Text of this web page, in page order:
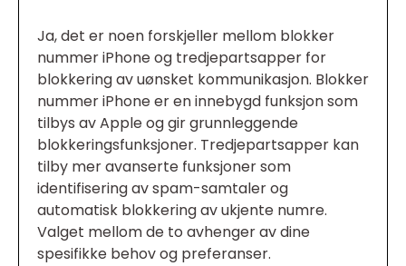
Ja, det er noen forskjeller mellom blokker
nummer iPhone og tredjepartsapper for
blokkering av uønsket kommunikasjon. Blokker
nummer iPhone er en innebygd funksjon som
tilbys av Apple og gir grunnleggende
blokkeringsfunksjoner. Tredjepartsapper kan
tilby mer avanserte funksjoner som
identifisering av spam-samtaler og
automatisk blokkering av ukjente numre.
Valget mellom de to avhenger av dine
spesifikke behov og preferanser.